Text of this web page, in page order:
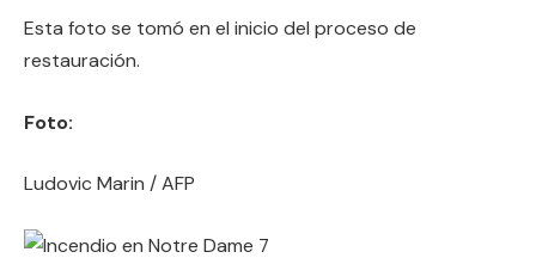
Esta foto se tomó en el inicio del proceso de
restauración.
Foto:
Ludovic Marin / AFP